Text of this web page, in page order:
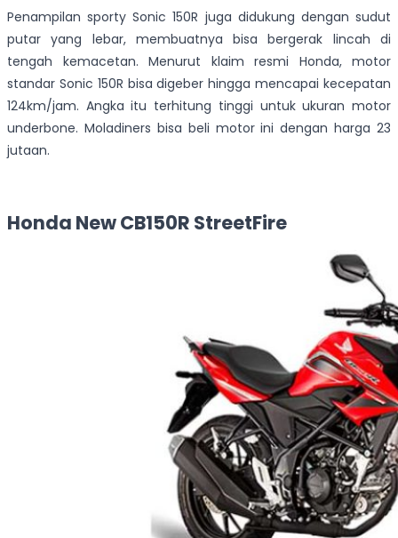
Penampilan sporty Sonic 150R juga didukung dengan sudut
putar yang lebar, membuatnya bisa bergerak lincah di
tengah kemacetan. Menurut klaim resmi Honda, motor
standar Sonic 150R bisa digeber hingga mencapai kecepatan
124km/jam. Angka itu terhitung tinggi untuk ukuran motor
underbone. Moladiners bisa beli motor ini dengan harga 23
jutaan.
Honda New CB150R StreetFire